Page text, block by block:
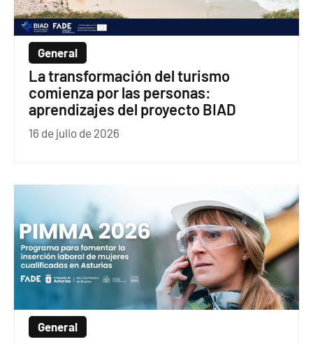
General
La transformación del turismo
comienza por las personas:
aprendizajes del proyecto BIAD
16 de julio de 2026
General